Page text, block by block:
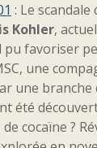
: Le scandale
Kohler,
pu favoriser
une
une branche
été
cocaïne ?